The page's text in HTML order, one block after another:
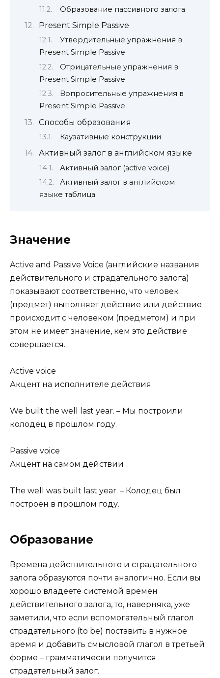
Образование пассивного залога
Present Simple Passive
Утвердительные упражнения в
Present Simple Passive
Отрицательные упражнения в
Present Simple Passive
Вопросительные упражнения в
Present Simple Passive
Способы образования
Каузативные конструкции
Активный залог в английском языке
Активный залог (active voice)
Активный залог в английском
языке таблица
Значение
Active and Passive Voice (английские названия
действительного и страдательного залога)
показывают соответственно, что человек
(предмет) выполняет действие или действие
происходит с человеком (предметом) и при
этом не имеет значение, кем это действие
совершается.
Active voice
Акцент на исполнителе действия
We built the well last year. – Мы построили
колодец в прошлом году.
Passive voice
Акцент на самом действии
The well was built last year. – Колодец был
построен в прошлом году.
Образование
Времена действительного и страдательного
залога образуются почти аналогично. Если вы
хорошо владеете системой времен
действительного залога, то, наверняка, уже
заметили, что если вспомогательный глагол
страдательного (to be) поставить в нужное
время и добавить смысловой глагол в третьей
форме – грамматически получится
страдательный залог.